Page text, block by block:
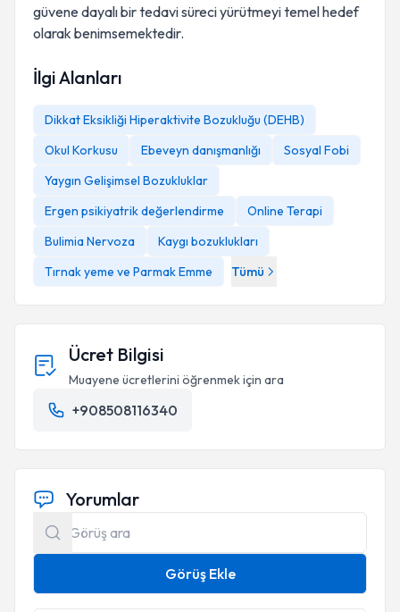
güvene dayalı bir tedavi süreci yürütmeyi temel hedef
olarak benimsemektedir.
İlgi Alanları
Dikkat Eksikliği Hiperaktivite Bozukluğu (DEHB)
Okul Korkusu
Ebeveyn danışmanlığı
Sosyal Fobi
Yaygın Gelişimsel Bozukluklar
Ergen psikiyatrik değerlendirme
Online Terapi
Bulimia Nervoza
Kaygı bozuklukları
Tırnak yeme ve Parmak Emme
Tümü
Ücret Bilgisi
Muayene ücretlerini öğrenmek için ara
+908508116340
Yorumlar
Görüş Ekle